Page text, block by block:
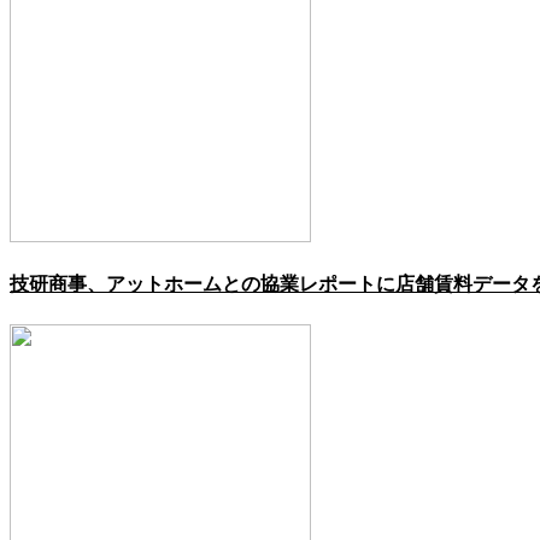
技研商事、アットホームとの協業レポートに店舗賃料データ